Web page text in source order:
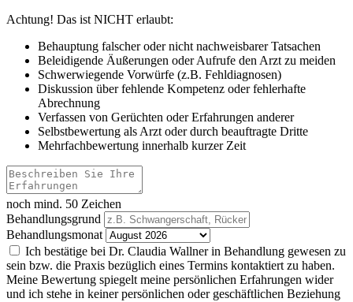
Achtung! Das ist NICHT erlaubt:
Behauptung falscher oder nicht nachweisbarer Tatsachen
Beleidigende Äußerungen oder Aufrufe den Arzt zu meiden
Schwerwiegende Vorwürfe (z.B. Fehldiagnosen)
Diskussion über fehlende Kompetenz oder fehlerhafte
Abrechnung
Verfassen von Gerüchten oder Erfahrungen anderer
Selbstbewertung als Arzt oder durch beauftragte Dritte
Mehrfachbewertung innerhalb kurzer Zeit
noch mind. 50 Zeichen
Behandlungsgrund
Behandlungsmonat
Ich bestätige bei Dr. Claudia Wallner in Behandlung gewesen zu
sein bzw. die Praxis bezüglich eines Termins kontaktiert zu haben.
Meine Bewertung spiegelt meine persönlichen Erfahrungen wider
und ich stehe in keiner persönlichen oder geschäftlichen Beziehung